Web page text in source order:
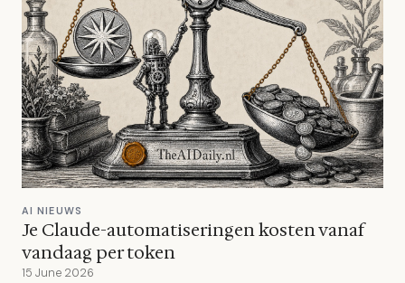
AI NIEUWS
Je Claude-automatiseringen kosten vanaf
vandaag per token
15 June 2026